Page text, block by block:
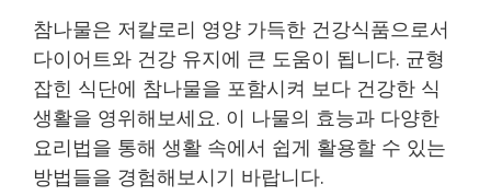
참나물은 저칼로리 영양 가득한 건강식품으로서
다이어트와 건강 유지에 큰 도움이 됩니다. 균형
잡힌 식단에 참나물을 포함시켜 보다 건강한 식
생활을 영위해보세요. 이 나물의 효능과 다양한
요리법을 통해 생활 속에서 쉽게 활용할 수 있는
방법들을 경험해보시기 바랍니다.